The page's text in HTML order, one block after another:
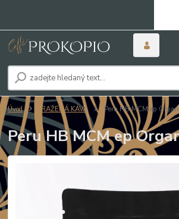
Úvod PRAŽENÁ KÁVA Peru HB MCM ep
Peru HB MCM ep